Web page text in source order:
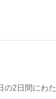
の2日間にわ